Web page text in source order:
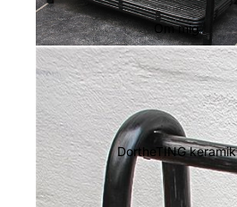
Om mig
DortheTING keramik